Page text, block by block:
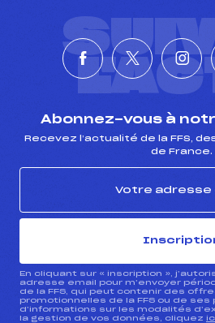
Abonnez-vous à
Recevez l’actualité de la FFS,
de France.
En cliquant sur « inscription »,
adresse email pour m’envoyer
de la FFS, qui peut contenir des
promotionnelles de la FFS ou de ses
d’informations sur les modalités
la gestion de vos données, cliquez